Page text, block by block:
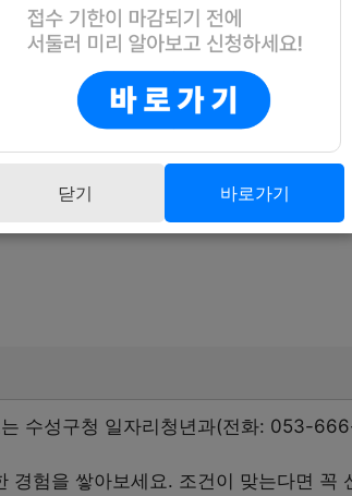
일까지입니다. 업무시간 내에 신청해 주
.
수성구청 일자리청년과(전화: 053-
경험을 쌓아보세요. 조건이 맞는다면 꼭
닫기 바로가기